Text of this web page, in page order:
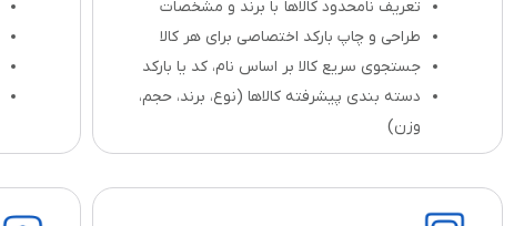
تعریف نامحدود کالاها با برند و مشخصات
طراحی و چاپ بارکد اختصاصی برای هر کالا
جستجوی سریع کالا بر اساس نام، کد یا بارکد
دسته‌ بندی پیشرفته کالاها (نوع، برند، حجم،
وزن)